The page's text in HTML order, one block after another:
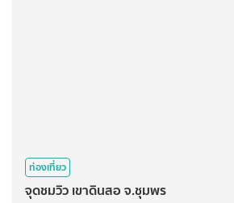
ท่องเที่ยว
จุดชมวิว​ เขาดินสอ​ จ.ชุมพร